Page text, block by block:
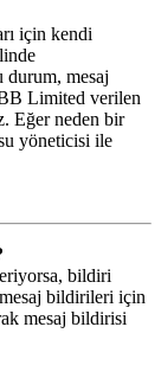
için kendi
durum, mesaj
Limited verilen
Eğer neden bir
yöneticisi ile
bildiri
bildirileri için
mesaj bildirisi